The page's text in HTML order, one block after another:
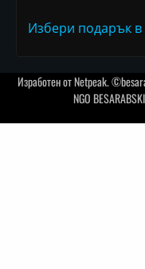
Избери подарък
Изработен отNetpeak.
NGO